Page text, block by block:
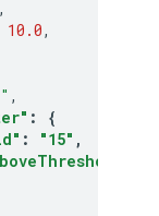
,
10.0,
,
:
{
: "15" ,